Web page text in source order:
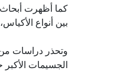
كما أظهرت
بين أنواع
وتحذر دراسات
الجسيمات الأكبر